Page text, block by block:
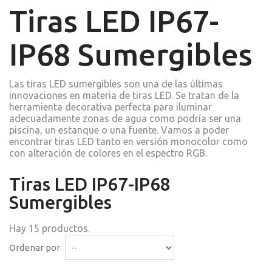
Tiras LED IP67-
IP68 Sumergibles
Las tiras LED sumergibles son una de las últimas
innovaciones en materia de tiras LED. Se tratan de la
herramienta decorativa perfecta para iluminar
adecuadamente zonas de agua como podría ser una
piscina, un estanque o una fuente. Vamos a poder
encontrar tiras LED tanto en versión monocolor como
con alteración de colores en el espectro RGB.
Tiras LED IP67-IP68
Sumergibles
Hay 15 productos.
Ordenar por